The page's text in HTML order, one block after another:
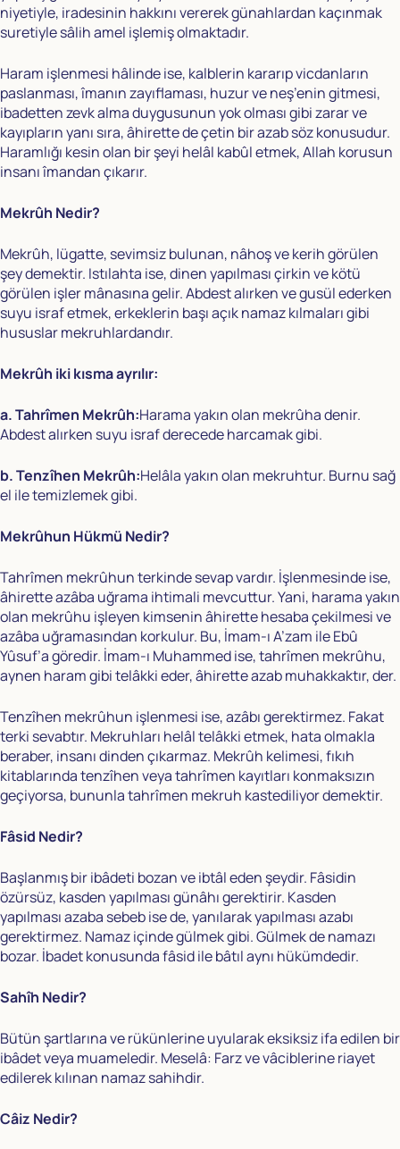
niyetiyle, iradesinin hakkını vererek günahlardan kaçınmak
suretiyle sâlih amel işlemiş olmaktadır.
Haram işlenmesi hâlinde ise, kalblerin kararıp vicdanların
paslanması, îmanın zayıflaması, huzur ve neş’enin gitmesi,
ibadetten zevk alma duygusunun yok olması gibi zarar ve
kayıpların yanı sıra, âhirette de çetin bir azab söz konusudur.
Haramlığı kesin olan bir şeyi helâl kabûl etmek, Allah korusun
insanı îmandan çıkarır.
Mekrûh Nedir?
Mekrûh, lügatte, sevimsiz bulunan, nâhoş ve kerih görülen
şey demektir. Istılahta ise, dinen yapılması çirkin ve kötü
görülen işler mânasına gelir. Abdest alırken ve gusül ederken
suyu israf etmek, erkeklerin başı açık namaz kılmaları gibi
hususlar mekruhlardandır.
Mekrûh iki kısma ayrılır:
a. Tahrîmen Mekrûh:Harama yakın olan mekrûha denir.
Abdest alırken suyu israf derecede harcamak gibi.
b. Tenzîhen Mekrûh:Helâla yakın olan mekruhtur. Burnu sağ
el ile temizlemek gibi.
Mekrûhun Hükmü Nedir?
Tahrîmen mekrûhun terkinde sevap vardır. İşlenmesinde ise,
âhirette azâba uğrama ihtimali mevcuttur. Yani, harama yakın
olan mekrûhu işleyen kimsenin âhirette hesaba çekilmesi ve
azâba uğramasından korkulur. Bu, İmam-ı A’zam ile Ebû
Yûsuf’a göredir. İmam-ı Muhammed ise, tahrîmen mekrûhu,
aynen haram gibi telâkki eder, âhirette azab muhakkaktır, der.
Tenzîhen mekrûhun işlenmesi ise, azâbı gerektirmez. Fakat
terki sevabtır. Mekruhları helâl telâkki etmek, hata olmakla
beraber, insanı dinden çıkarmaz. Mekrûh kelimesi, fıkıh
kitablarında tenzîhen veya tahrîmen kayıtları konmaksızın
geçiyorsa, bununla tahrîmen mekruh kastediliyor demektir.
Fâsid Nedir?
Başlanmış bir ibâdeti bozan ve ibtâl eden şeydir. Fâsidin
özürsüz, kasden yapılması günâhı gerektirir. Kasden
yapılması azaba sebeb ise de, yanılarak yapılması azabı
gerektirmez. Namaz içinde gülmek gibi. Gülmek de namazı
bozar. İbadet konusunda fâsid ile bâtıl aynı hükümdedir.
Sahîh Nedir?
Bütün şartlarına ve rükünlerine uyularak eksiksiz ifa edilen bir
ibâdet veya muameledir. Meselâ: Farz ve vâciblerine riayet
edilerek kılınan namaz sahihdir.
Câiz Nedir?